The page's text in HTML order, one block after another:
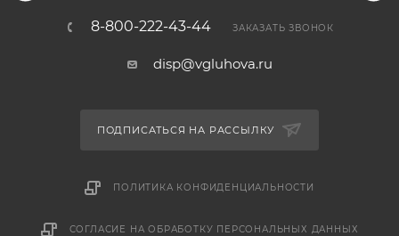
8-800-222-43-44 ЗАКАЗАТЬ ЗВОНОК
disp@vgluhova.ru
ПОДПИСАТЬСЯ НА РАССЫЛКУ
ПОЛИТИКА КОНФИДЕНЦИАЛЬНОСТИ
СОГЛАСИЕ НА ОБРАБОТКУ ПЕРСОНАЛЬНЫХ ДАННЫХ